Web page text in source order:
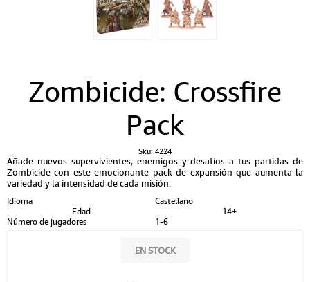
Zombicide: Crossfire
Pack
Sku: 4224
Añade nuevos supervivientes, enemigos y desafíos a tus partidas de
Zombicide con este emocionante pack de expansión que aumenta la
variedad y la intensidad de cada misión.
Idioma
Castellano
Edad
14+
Número de jugadores
1-6
EN STOCK